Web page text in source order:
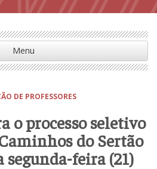
Menu
DE PROFESSORES
o processo seletivo
do Sertão
feira (21)